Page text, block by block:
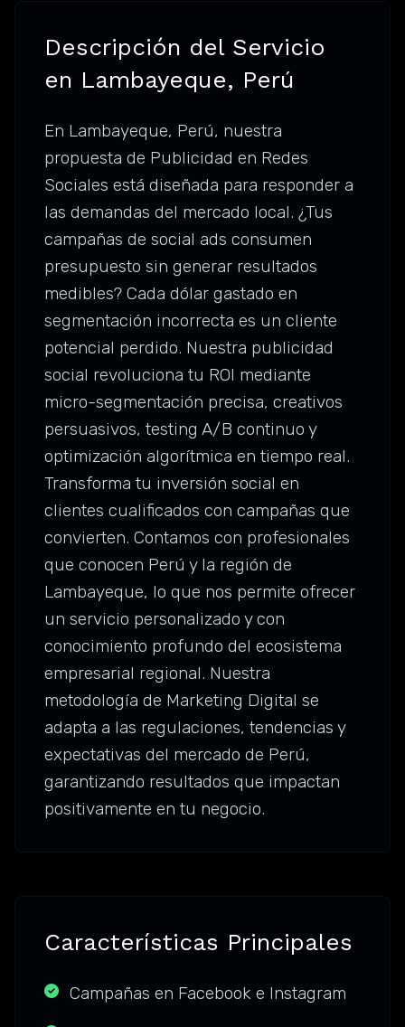
Descripción del Servicio
en Lambayeque, Perú
En Lambayeque, Perú, nuestra
propuesta de Publicidad en Redes
Sociales está diseñada para responder a
las demandas del mercado local. ¿Tus
campañas de social ads consumen
presupuesto sin generar resultados
medibles? Cada dólar gastado en
segmentación incorrecta es un cliente
potencial perdido. Nuestra publicidad
social revoluciona tu ROI mediante
micro-segmentación precisa, creativos
persuasivos, testing A/B continuo y
optimización algorítmica en tiempo real.
Transforma tu inversión social en
clientes cualificados con campañas que
convierten. Contamos con profesionales
que conocen Perú y la región de
Lambayeque, lo que nos permite ofrecer
un servicio personalizado y con
conocimiento profundo del ecosistema
empresarial regional. Nuestra
metodología de Marketing Digital se
adapta a las regulaciones, tendencias y
expectativas del mercado de Perú,
garantizando resultados que impactan
positivamente en tu negocio.
Características Principales
Campañas en Facebook e Instagram